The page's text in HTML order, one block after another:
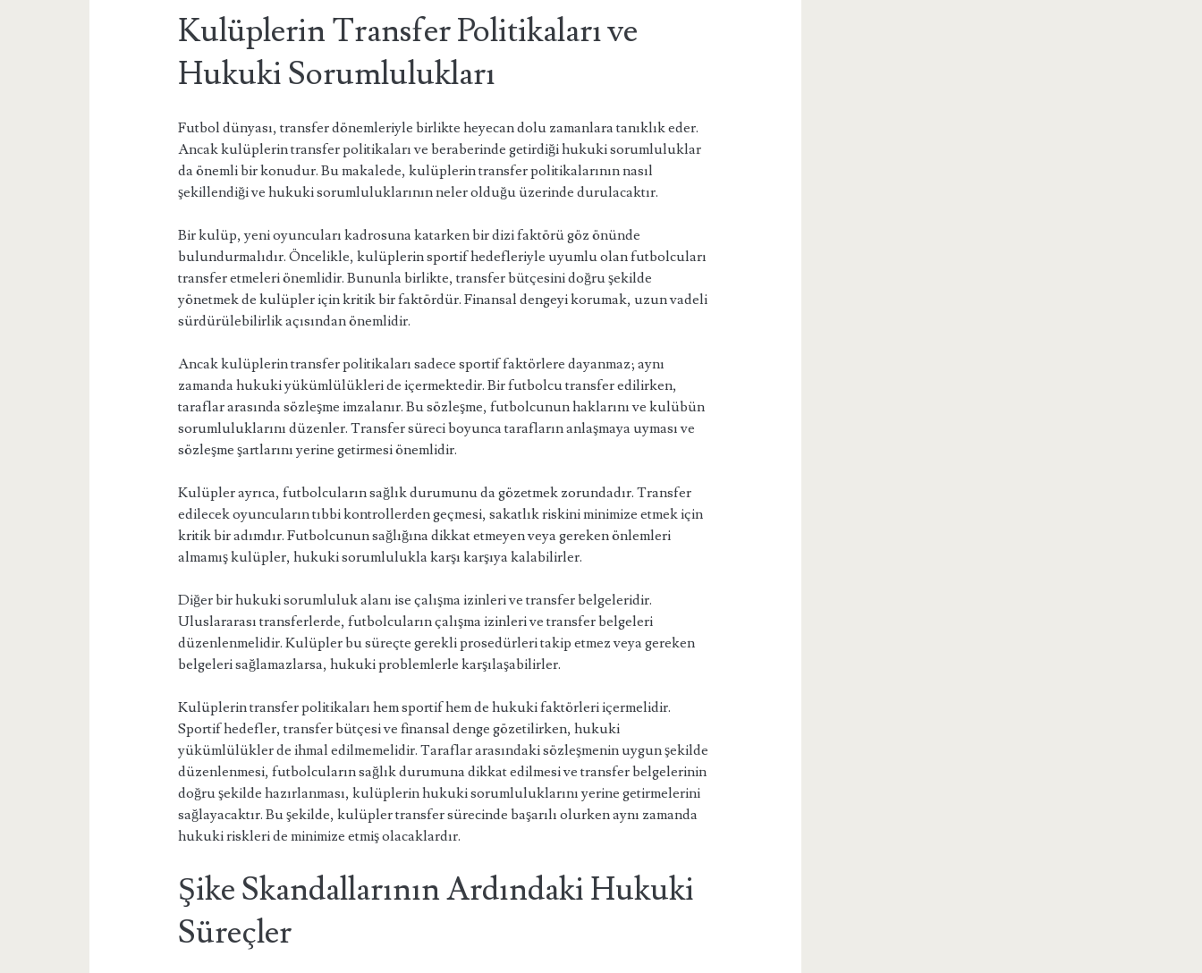
Kulüplerin Transfer Politikaları ve
Hukuki Sorumlulukları
Futbol dünyası, transfer dönemleriyle birlikte heyecan dolu zamanlara tanıklık eder.
Ancak kulüplerin transfer politikaları ve beraberinde getirdiği hukuki sorumluluklar
da önemli bir konudur. Bu makalede, kulüplerin transfer politikalarının nasıl
şekillendiği ve hukuki sorumluluklarının neler olduğu üzerinde durulacaktır.
Bir kulüp, yeni oyuncuları kadrosuna katarken bir dizi faktörü göz önünde
bulundurmalıdır. Öncelikle, kulüplerin sportif hedefleriyle uyumlu olan futbolcuları
transfer etmeleri önemlidir. Bununla birlikte, transfer bütçesini doğru şekilde
yönetmek de kulüpler için kritik bir faktördür. Finansal dengeyi korumak, uzun vadeli
sürdürülebilirlik açısından önemlidir.
Ancak kulüplerin transfer politikaları sadece sportif faktörlere dayanmaz; aynı
zamanda hukuki yükümlülükleri de içermektedir. Bir futbolcu transfer edilirken,
taraflar arasında sözleşme imzalanır. Bu sözleşme, futbolcunun haklarını ve kulübün
sorumluluklarını düzenler. Transfer süreci boyunca tarafların anlaşmaya uyması ve
sözleşme şartlarını yerine getirmesi önemlidir.
Kulüpler ayrıca, futbolcuların sağlık durumunu da gözetmek zorundadır. Transfer
edilecek oyuncuların tıbbi kontrollerden geçmesi, sakatlık riskini minimize etmek için
kritik bir adımdır. Futbolcunun sağlığına dikkat etmeyen veya gereken önlemleri
almamış kulüpler, hukuki sorumlulukla karşı karşıya kalabilirler.
Diğer bir hukuki sorumluluk alanı ise çalışma izinleri ve transfer belgeleridir.
Uluslararası transferlerde, futbolcuların çalışma izinleri ve transfer belgeleri
düzenlenmelidir. Kulüpler bu süreçte gerekli prosedürleri takip etmez veya gereken
belgeleri sağlamazlarsa, hukuki problemlerle karşılaşabilirler.
Kulüplerin transfer politikaları hem sportif hem de hukuki faktörleri içermelidir.
Sportif hedefler, transfer bütçesi ve finansal denge gözetilirken, hukuki
yükümlülükler de ihmal edilmemelidir. Taraflar arasındaki sözleşmenin uygun şekilde
düzenlenmesi, futbolcuların sağlık durumuna dikkat edilmesi ve transfer belgelerinin
doğru şekilde hazırlanması, kulüplerin hukuki sorumluluklarını yerine getirmelerini
sağlayacaktır. Bu şekilde, kulüpler transfer sürecinde başarılı olurken aynı zamanda
hukuki riskleri de minimize etmiş olacaklardır.
Şike Skandallarının Ardındaki Hukuki
Süreçler